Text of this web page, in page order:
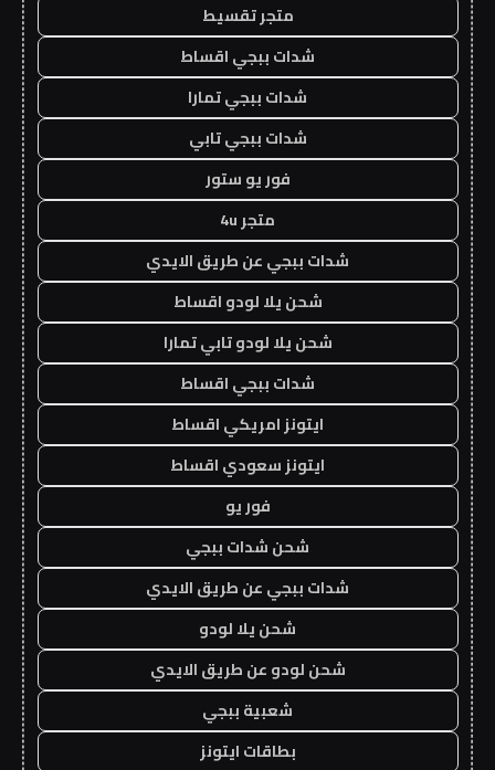
متجر تقسيط
شدات ببجي اقساط
شدات ببجي تمارا
شدات ببجي تابي
فور يو ستور
متجر 4u
شدات ببجي عن طريق الايدي
شحن يلا لودو اقساط
شحن يلا لودو تابي تمارا
شدات ببجي اقساط
ايتونز امريكي اقساط
ايتونز سعودي اقساط
فور يو
شحن شدات ببجي
شدات ببجي عن طريق الايدي
شحن يلا لودو
شحن لودو عن طريق الايدي
شعبية ببجي
بطاقات ايتونز